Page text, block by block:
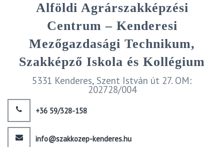
Alföldi Agrárszakképzési
Centrum – Kenderesi
Mezőgazdasági Technikum,
Szakképző Iskola és Kollégium
5331 Kenderes, Szent István út 27. OM:
202728/004
+36 59/328-158
info@szakkozep-kenderes.hu